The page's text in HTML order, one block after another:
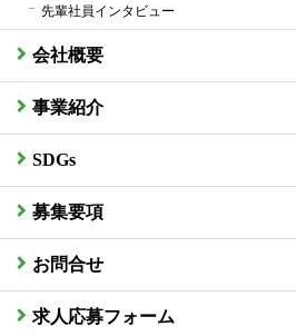
先輩社員インタビュー
会社概要
事業紹介
SDGs
募集要項
お問合せ
求人応募フォーム